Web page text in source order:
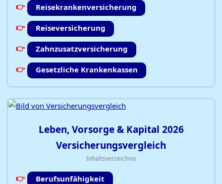
Reisekrankenversicherung
Reiseversicherung
Zahnzusatzversicherung
Gesetzliche Krankenkassen
Leben, Vorsorge & Kapital 2026
Versicherungsvergleich
Inhaltsverzeichnis
Berufsunfähigkeit